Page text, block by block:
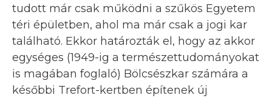
tudott már csak működni a szűkös Egyetem
téri épületben, ahol ma már csak a jogi kar
található. Ekkor határozták el, hogy az akkor
egységes (1949-ig a természettudományokat
is magában foglaló) Bölcsészkar számára a
későbbi Trefort-kertben építenek új